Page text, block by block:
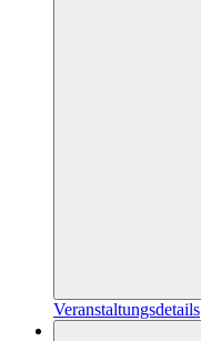
Veranstaltungsdetails